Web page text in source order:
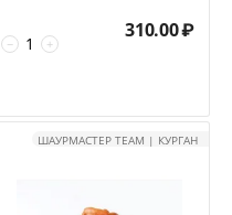
+
−
310.00₽
ШАУРМАСТЕР TEAM | КУРГАН